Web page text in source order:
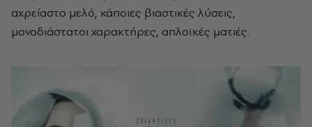
αχρείαστο μελό, κάποιες βιαστικές λύσεις,
μονοδιάστατοι χαρακτήρες, απλοϊκές ματιές.